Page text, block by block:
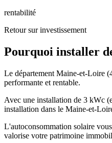
rentabilité
Retour sur investissement
Pourquoi installer
Le département Maine-et-Loire (
performante et rentable.
Avec une installation de 3 kWc
installation dans le Maine-et-
L'autoconsommation solaire
valorise votre patrimoine